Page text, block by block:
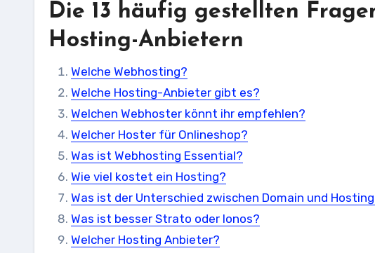
Die 13 häufig gestellten
Hosting-Anbietern
Welche Webhosting?
Welche Hosting-Anbieter gibt es?
Welchen Webhoster könnt ihr empfehlen?
Welcher Hoster für Onlineshop?
Was ist Webhosting Essential?
Wie viel kostet ein Hosting?
Was ist der Unterschied zwischen Domain und
Was ist besser Strato oder Ionos?
Welcher Hosting Anbieter?